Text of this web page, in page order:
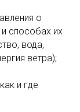
о
способах их
вода,
ветра);
и где